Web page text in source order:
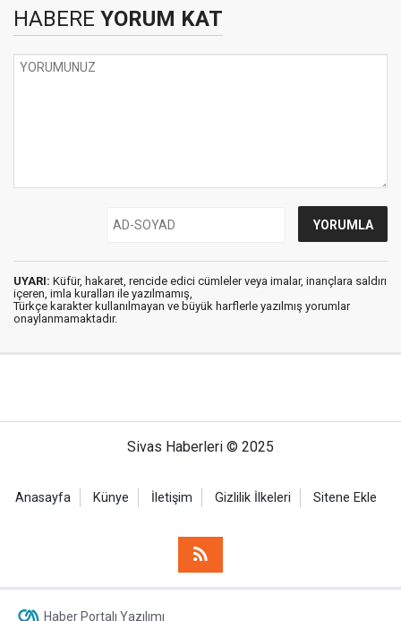
HABERE YORUM KAT
UYARI: Küfür, hakaret, rencide edici cümleler veya imalar, inançlara saldırı
içeren, imla kuralları ile yazılmamış,
Türkçe karakter kullanılmayan ve büyük harflerle yazılmış yorumlar
onaylanmamaktadır.
Sivas Haberleri © 2025
Anasayfa Künye İletişim Gizlilik İlkeleri Sitene Ekle
Haber Portalı Yazılımı